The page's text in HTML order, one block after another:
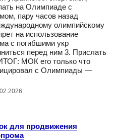
на Олимпиаде с
пару часов назад
олимпийскому
на использование
с погибшими укр
перед ним 3. Прислать
МОК его только что
с Олимпиады —
для продвижения